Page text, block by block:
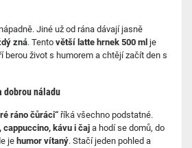
Jiné už od rána dávají jasně
zná. Tento větší latte hrnek 500 ml je
berou život s humorem a chtějí začít den s
dobrou náladu
ráno čůráci“říká všechno podstatné.
cappuccino, kávu i čaj a hodí se domů, do
je humor vítaný. Stačí jeden pohled a